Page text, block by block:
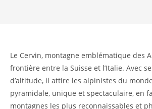
Le Cervin, montagne emblématique des
frontière entre la Suisse et l’Italie. Avec
d’altitude, il attire les alpinistes du
pyramidale, unique et spectaculaire, en
montagnes les plus reconnaissables et